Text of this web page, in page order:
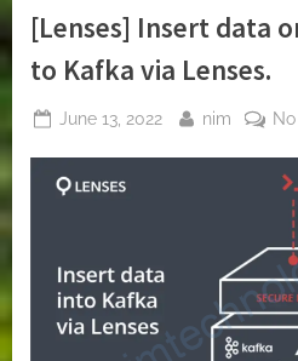
was
used
windows
into
[Lenses] Insert data
to Kafka via Lenses.
Posted
June 13, 2022 By
nim